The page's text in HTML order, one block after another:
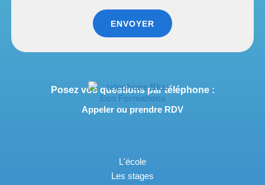
ENVOYER
Posez vos questions par téléphone :
Appeler ou prendre RDV
L'école
Les stages